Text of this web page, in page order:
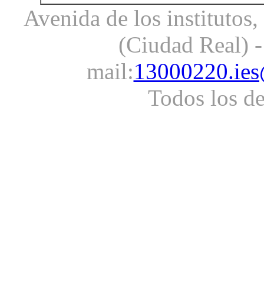
Avenida de los
(Ciudad Real)
mail:
Todos los